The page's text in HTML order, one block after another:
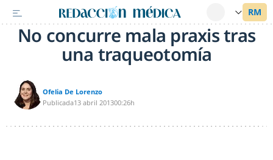
No concurre mala praxis tras
una traqueotomía
Ofelia De Lorenzo
Publicada13 abril 201300:26h